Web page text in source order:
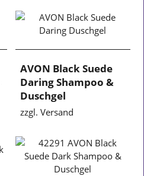
AVON Black Suede
Daring Shampoo &
Duschgel
zzgl. Versand